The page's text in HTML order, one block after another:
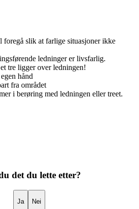
slik at farlige situasjoner ikke
ledninger er livsfarlig.
tre ligger over ledningen!
hånd
fra området
i berøring med ledningen eller treet.
det du lette etter?
Ja Nei